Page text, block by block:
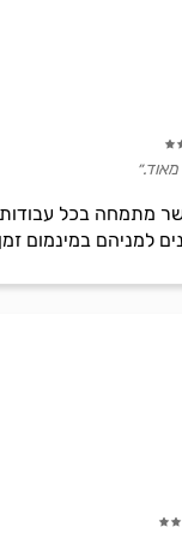
מתמחה בכל עבודות
למניהם במינמום